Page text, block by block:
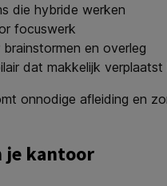
die hybride werken
focuswerk
en overleg
dat makkelijk
onnodige afleiding en
je kantoor